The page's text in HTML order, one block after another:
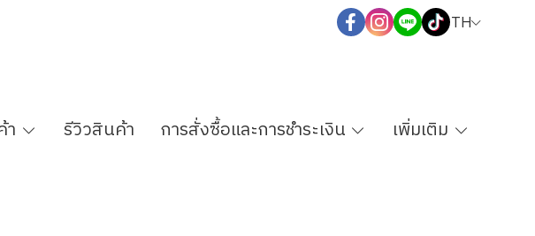
TH
รีวิวสินค้า การสั่งซื้อและการชำระเงิน เพิ่มเติม